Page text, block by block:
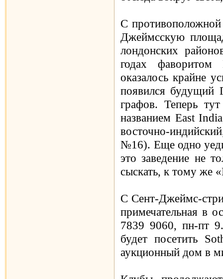
С
Джеймсскую
лондонских
годах
оказалось крайне
появился будущий
графов. Теперь
названием East
восточно-
№16). Еще одно
это заведение не
сыскать, к тому же
С Сент-Джеймс-
примечательная в
7839 9060, пн-пт
будет посетить
аукционный дом в